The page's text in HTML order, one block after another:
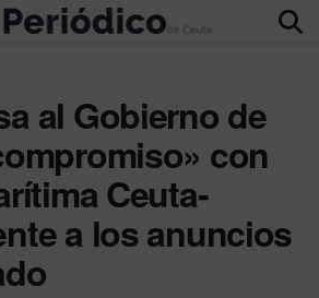
al Gobierno de
con
Ceuta-
a los anuncios